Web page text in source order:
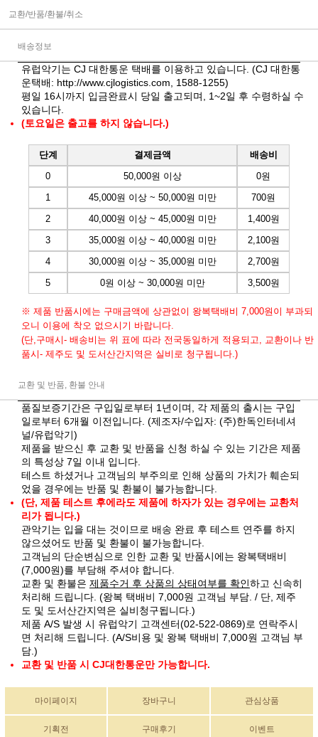
교환/반품/환불/취소
배송정보
유럽악기는 CJ 대한통운 택배를 이용하고 있습니다. (CJ 대한통
운택배: http://www.cjlogistics.com , 1588-1255)
평일 16시까지 입금완료시 당일 출고되며, 1~2일 후 수령하실 수
있습니다.
(토요일은 출고를 하지 않습니다.)
단계 결제금액
배송비
0
50,000원 이상
0원
1
45,000원 이상 ~ 50,000원 미만
700원
2
40,000원 이상 ~ 45,000원 미만
1,400원
3
35,000원 이상 ~ 40,000원 미만
2,100원
4
30,000원 이상 ~ 35,000원 미만
2,700원
5
0원 이상 ~ 30,000원 미만 3,500원
※ 제품 반품시에는 구매금액에 상관없이 왕복택배비 7,000원이 부과되
오니 이용에 착오 없으시기 바랍니다.
(단,구매시- 배송비는 위 표에 따라 전국동일하게 적용되고, 교환이나 반
품시- 제주도 및 도서산간지역은 실비로 청구됩니다.)
교환 및 반품, 환불 안내
품질보증기간은 구입일로부터 1년이며, 각 제품의 출시는 구입
일로부터 6개월 이전입니다. (제조자/수입자: (주)한독인터네셔
널/유럽악기)
제품을 받으신 후 교환 및 반품을 신청 하실 수 있는 기간은 제품
의 특성상 7일 이내 입니다.
테스트 하셨거나 고객님의 부주의로 인해 상품의 가치가 훼손되
었을 경우에는 반품 및 환불이 불가능합니다.
(단, 제품 테스트 후에라도 제품에 하자가 있는 경우에는 교환처
리가 됩니다.)
관악기는 입을 대는 것이므로 배송 완료 후 테스트 연주를 하지
않으셨어도 반품 및 환불이 불가능합니다.
고객님의 단순변심으로 인한 교환 및 반품시에는 왕복택배비
(7,000원)를 부담해 주셔야 합니다.
교환 및 환불은 제품수거 후 상품의 상태여부를 확인하고 신속히
처리해 드립니다. (왕복 택배비 7,000원 고객님 부담. / 단, 제주
도 및 도서산간지역은 실비청구됩니다.)
제품 A/S 발생 시 유럽악기 고객센터(02-522-0869)로 연락주시
면 처리해 드립니다. (A/S비용 및 왕복 택배비 7,000원 고객님 부
담.)
교환 및 반품 시 CJ대한통운만 가능합니다.
마이페이지 장바구니 관심상품
기획전 구매후기 이벤트